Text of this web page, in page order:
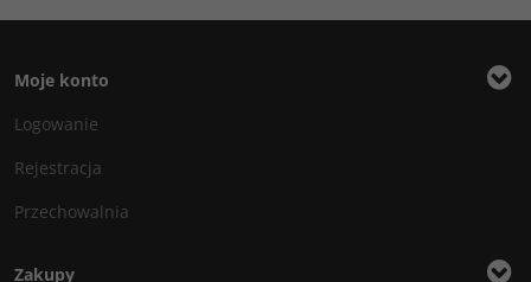
Moje konto
Logowanie
Rejestracja
Przechowalnia
Zakupy